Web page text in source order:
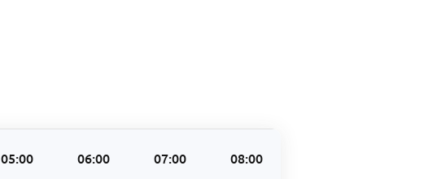
05:00 06:00 07:00 08:00